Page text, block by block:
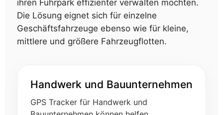
ihren Fuhrpark effizienter verwalten möchten.
Die Lösung eignet sich für einzelne
Geschäftsfahrzeuge ebenso wie für kleine,
mittlere und größere Fahrzeugflotten.
Handwerk und Bauunternehmen
GPS Tracker für Handwerk und